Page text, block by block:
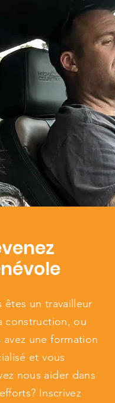
êtes un travailleur
construction, ou
avez une formation
et vous
nous aider dans
Inscrivez